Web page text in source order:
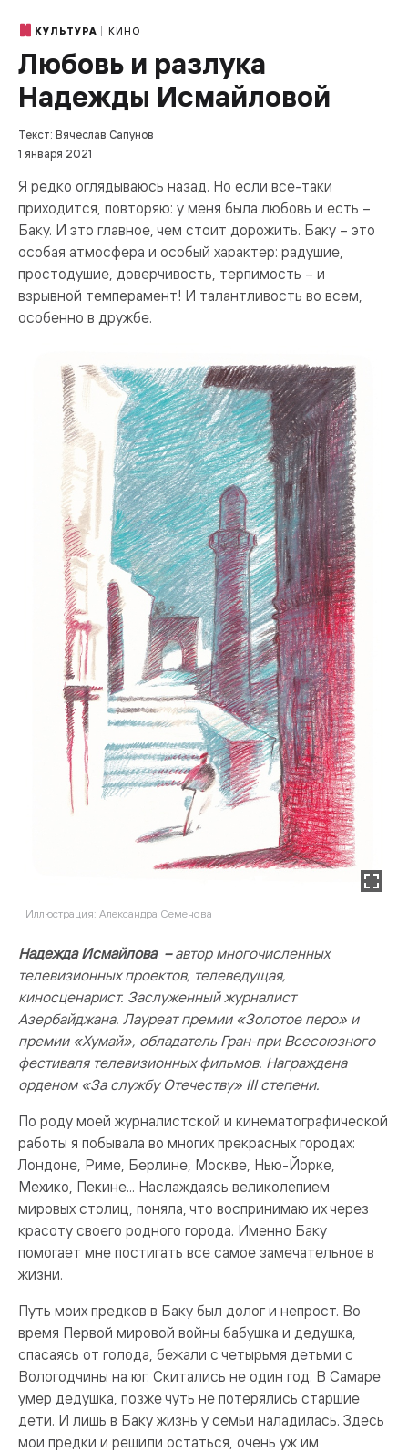
КУЛЬТУРА КИНО
Любовь и разлука
Надежды Исмайловой
Текст: Вячеслав Сапунов
1 января 2021
Я редко оглядываюсь назад. Но если все-таки
приходится, повторяю: у меня была любовь и есть –
Баку. И это главное, чем стоит дорожить. Баку – это
особая атмосфера и особый характер: радушие,
простодушие, доверчивость, терпимость – и
взрывной темперамент! И талантливость во всем,
особенно в дружбе.
Иллюстрация: Александра Семенова
Надежда Исмайлова –автор многочисленных
телевизионных проектов, телеведущая,
киносценарист. Заслуженный журналист
Азербайджана. Лауреат премии «Золотое перо» и
премии «Хумай», обладатель Гран-при Всесоюзного
фестиваля телевизионных фильмов. Награждена
орденом «За службу Отечеству» III степени.
По роду моей журналистской и кинематографической
работы я побывала во многих прекрасных городах:
Лондоне, Риме, Берлине, Москве, Нью-Йорке,
Мехико, Пекине... Наслаждаясь великолепием
мировых столиц, поняла, что воспринимаю их через
красоту своего родного города. Именно Баку
помогает мне постигать все самое замечательное в
жизни.
Путь моих предков в Баку был долог и непрост. Во
время Первой мировой войны бабушка и дедушка,
спасаясь от голода, бежали с четырьмя детьми с
Вологодчины на юг. Скитались не один год. В Самаре
умер дедушка, позже чуть не потерялись старшие
дети. И лишь в Баку жизнь у семьи наладилась. Здесь
мои предки и решили остаться, очень уж им